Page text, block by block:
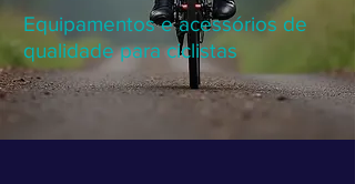
Equipamentos e acessórios de
qualidade para ciclistas